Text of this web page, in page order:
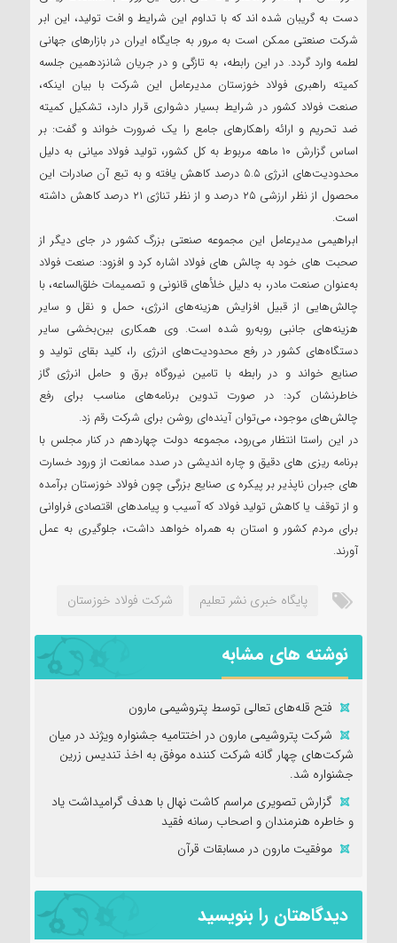
دست به گریبان شده اند که با تداوم این شرایط و افت تولید، این ابر
شرکت صنعتی ممکن است به مرور به جایگاه ایران در بازارهای جهانی
لطمه وارد گردد. در این رابطه، به تازگی و در جریان شانزدهمین جلسه
کمیته راهبری فولاد خوزستان مدیرعامل این شرکت با بیان اینکه،
صنعت فولاد کشور در شرایط بسیار دشواری قرار دارد، تشکیل کمیته
ضد تحریم و ارائه راهکارهای جامع را یک ضرورت خواند و گفت: ‎بر
اساس گزارش ۱۰ ماهه مربوط به کل کشور، تولید فولاد میانی به دلیل
محدودیت‌های انرژی ۵.۵ درصد کاهش یافته و به تبع آن صادرات این
محصول از نظر ارزشی ۲۵ درصد و از نظر تناژی ۲۱ درصد کاهش داشته
است.
ابراهیمی مدیرعامل این مجموعه صنعتی بزرگ کشور در جای دیگر از
صحبت های خود به چالش های فولاد اشاره کرد و افزود: ‎صنعت فولاد
به‌عنوان صنعت مادر، به دلیل خلأهای قانونی و تصمیمات خلق‌الساعه، با
چالش‌هایی از قبیل افزایش هزینه‌های انرژی، حمل و نقل و سایر
هزینه‌های جانبی روبه‌رو شده است. وی ‎همکاری بین‌بخشی سایر
دستگاه‌های کشور در رفع محدودیت‌های انرژی را، کلید بقای تولید و
صنایع خواند و در رابطه با تامین‎ نیروگاه برق و حامل انرژی گاز
خاطرنشان کرد: در صورت تدوین برنامه‌های مناسب برای رفع
چالش‌های موجود، می‌توان آینده‌ای روشن برای شرکت رقم زد.
در این راستا انتظار می‌رود، مجموعه دولت چهاردهم در کنار مجلس با
برنامه ریزی های دقیق و چاره اندیشی در صدد ممانعت از ورود خسارت
های جبران ناپذیر بر پیکره ی صنایع بزرگی چون فولاد خوزستان برآمده
و از توقف یا کاهش تولید فولاد که آسیب و پیامدهای اقتصادی فراوانی
برای مردم کشور و استان به همراه خواهد داشت، جلوگیری به عمل
آورند.
پایگاه خبری نشر تعلیم شرکت فولاد خوزستان
نوشته های مشابه
فتح‌ قله‌های تعالی توسط پتروشیمی مارون
شرکت پتروشیمی مارون در اختتامیه جشنواره ویژند در میان
شرکت‌های چهار گانه شرکت کننده موفق به اخذ تندیس زرین
جشنواره شد.
گزارش تصویری مراسم کاشت نهال با هدف گرامیداشت یاد
و خاطره هنرمندان و اصحاب رسانه فقید
موفقیت مارون در مسابقات قرآن
دیدگاهتان را بنویسید